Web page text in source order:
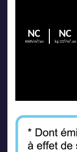
NC
KWh/m²/an
NC
kg CO²/m².an